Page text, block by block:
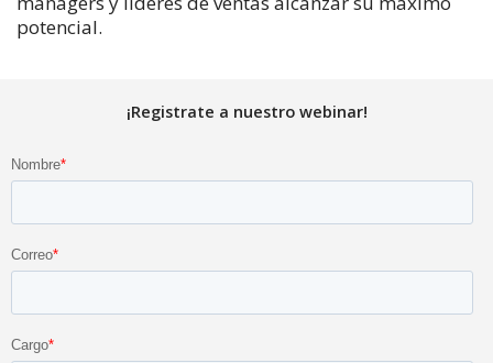
potencial.
¡Registrate a nuestro webinar!